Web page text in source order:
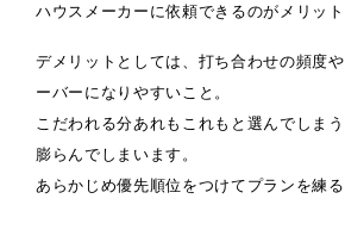
ハウスメーカーに依頼できるのがメリット
デメリットとしては、打ち合わせの頻度
ーバーになりやすいこと。
こだわれる分あれもこれもと選んでしま
膨らんでしまいます。
あらかじめ優先順位をつけてプランを練る